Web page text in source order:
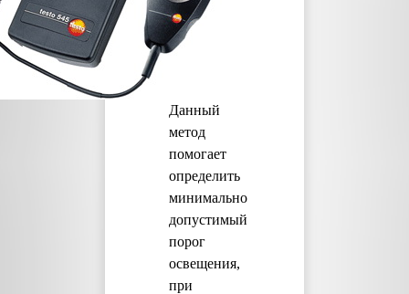
Данный
метод
помогает
определить
минимально
допустимый
порог
освещения,
при